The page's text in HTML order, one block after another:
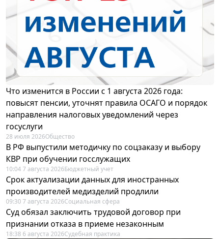
Что изменится в России с 1 августа 2026 года:
повысят пенсии, уточнят правила ОСАГО и порядок
направления налоговых уведомлений через
госуслуги
28 июля 2026Общество
В РФ выпустили методичку по соцзаказу и выбору
КВР при обучении госслужащих
10:04 7 августа 2026Бюджетный учет
Срок актуализации данных для иностранных
производителей медизделий продлили
09:30 7 августа 2026Социальная сфера
Суд обязал заключить трудовой договор при
признании отказа в приеме незаконным
18:38 6 августа 2026Судебная практика